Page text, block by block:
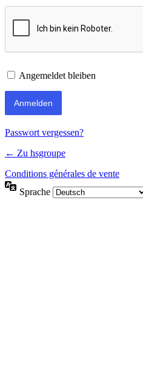
Angemeldet bleiben
Passwort vergessen?
← Zu hsgroupe
Conditions générales de vente
Sprache